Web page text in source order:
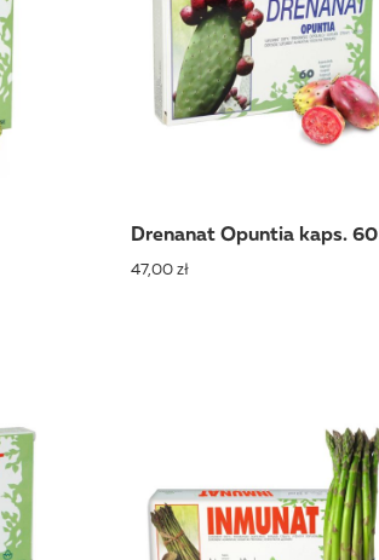
Drenanat Opuntia kaps. 60
47,00 zł